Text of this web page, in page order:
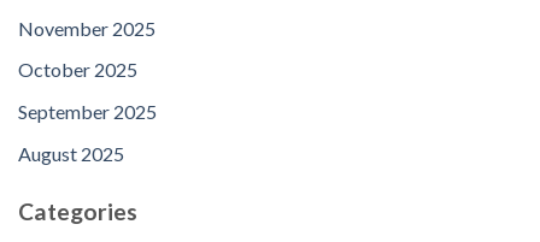
November 2025
October 2025
September 2025
August 2025
Categories